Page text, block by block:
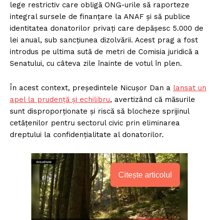
lege restrictiv care obligă ONG-urile să raporteze
integral sursele de finanțare la ANAF și să publice
identitatea donatorilor privați care depășesc 5.000 de
lei anual, sub sancțiunea dizolvării. Acest prag a fost
introdus pe ultima sută de metri de Comisia juridică a
Senatului, cu câteva zile înainte de votul în plen.
În acest context, președintele Nicușor Dan a lansat un
apel la prudență și echilibru, avertizând că măsurile
sunt disproporționate și riscă să blocheze sprijinul
cetățenilor pentru sectorul civic prin eliminarea
dreptului la confidențialitate al donatorilor.
Citește articolul